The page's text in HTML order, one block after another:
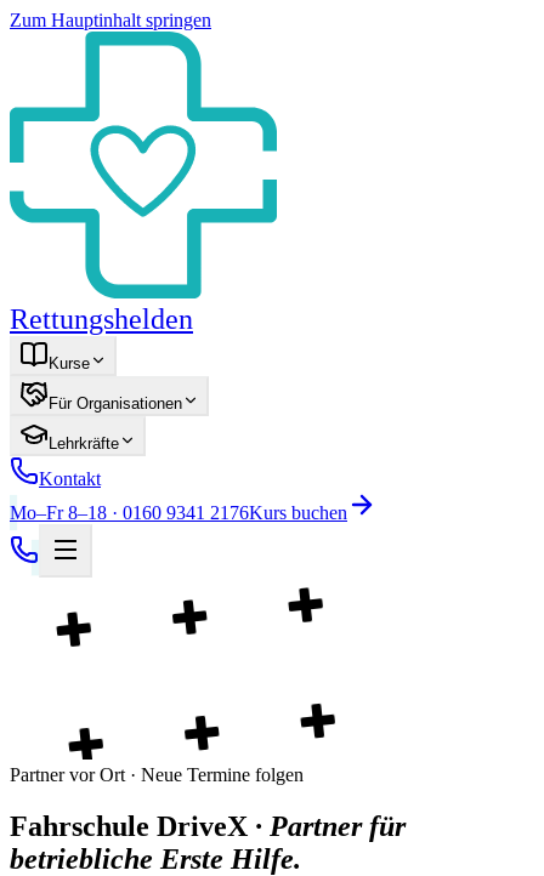
Zum Hauptinhalt springen
Rettungshelden
Kurse
Für Organisationen
Lehrkräfte
Kontakt
Mo–Fr 8–18 · 0160 9341 2176Kurs buchen
Partner vor Ort · Neue Termine folgen
Fahrschule DriveX · Partner für
betriebliche Erste Hilfe.